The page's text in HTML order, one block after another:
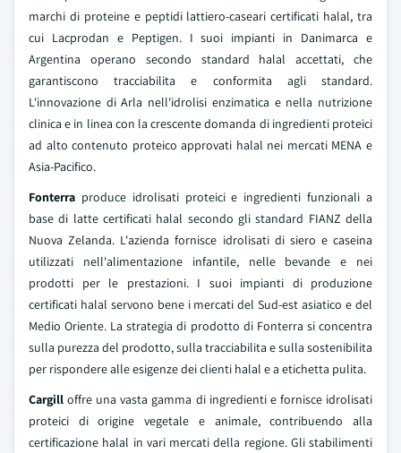
marchi di proteine e peptidi lattiero-caseari certificati halal, tra
cui Lacprodan e Peptigen. I suoi impianti in Danimarca e
Argentina operano secondo standard halal accettati, che
garantiscono tracciabilita e conformita agli standard.
L'innovazione di Arla nell'idrolisi enzimatica e nella nutrizione
clinica e in linea con la crescente domanda di ingredienti proteici
ad alto contenuto proteico approvati halal nei mercati MENA e
Asia-Pacifico.
Fonterra produce idrolisati proteici e ingredienti funzionali a
base di latte certificati halal secondo gli standard FIANZ della
Nuova Zelanda. L'azienda fornisce idrolisati di siero e caseina
utilizzati nell'alimentazione infantile, nelle bevande e nei
prodotti per le prestazioni. I suoi impianti di produzione
certificati halal servono bene i mercati del Sud-est asiatico e del
Medio Oriente. La strategia di prodotto di Fonterra si concentra
sulla purezza del prodotto, sulla tracciabilita e sulla sostenibilita
per rispondere alle esigenze dei clienti halal e a etichetta pulita.
Cargill offre una vasta gamma di ingredienti e fornisce idrolisati
proteici di origine vegetale e animale, contribuendo alla
certificazione halal in vari mercati della regione. Gli stabilimenti